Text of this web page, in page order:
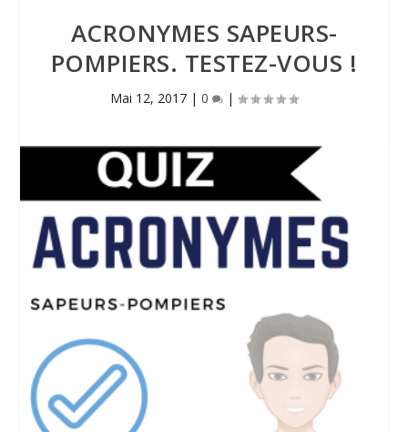
ACRONYMES SAPEURS-
POMPIERS. TESTEZ-VOUS !
Mai 12, 2017 | 0 |